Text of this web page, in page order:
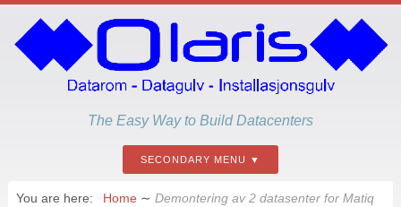
The Easy Way to Build Datacenters
SECONDARY MENU
You are here: Home ∼ Demontering av 2 datasenter for Matiq